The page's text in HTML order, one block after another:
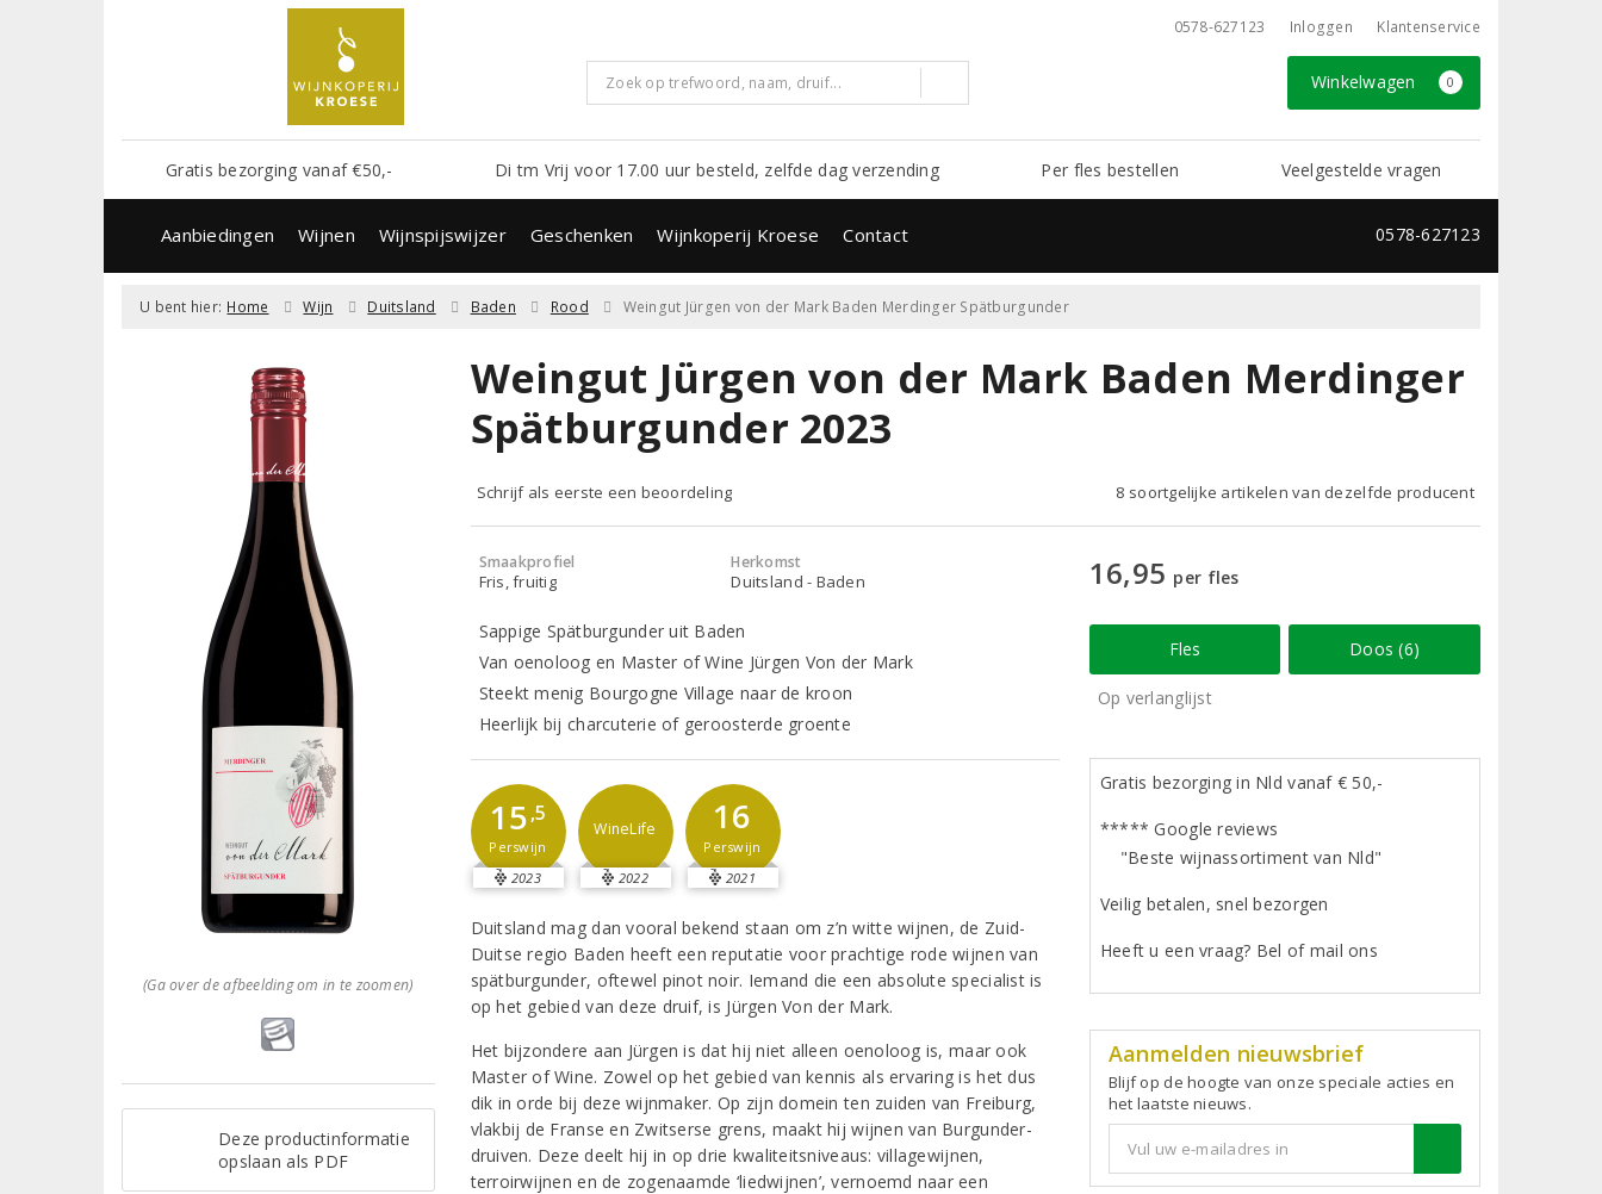
0578-627123 Inloggen Klantenservice
Winkelwagen 0
Gratis bezorging vanaf €50,- Di tm Vrij voor 17.00 uur besteld, zelfde dag verzending Per fles bestellen Veelgestelde vragen
Aanbiedingen Wijnen Wijnspijswijzer Geschenken Wijnkoperij Kroese Contact 0578-627123
U bent hier: Home Wijn Duitsland Baden Rood Weingut Jürgen von der Mark Baden Merdinger Spätburgunder
(Ga over de afbeelding om in te zoomen)
Deze productinformatie
opslaan als PDF
Weingut Jürgen von der Mark Baden Merdinger
Spätburgunder 2023
Schrijf als eerste een beoordeling 8 soortgelijke artikelen van dezelfde producent
Smaakprofiel
Fris, fruitig
Herkomst
Duitsland - Baden
Sappige Spätburgunder uit Baden
Van oenoloog en Master of Wine Jürgen Von der Mark
Steekt menig Bourgogne Village naar de kroon
Heerlijk bij charcuterie of geroosterde groente
15,5
Perswijn
2023
WineLife
2022
16
Perswijn
2021
Duitsland mag dan vooral bekend staan om z’n witte wijnen, de Zuid-
Duitse regio Baden heeft een reputatie voor prachtige rode wijnen van
spätburgunder, oftewel pinot noir. Iemand die een absolute specialist is
op het gebied van deze druif, is Jürgen Von der Mark.
Het bijzondere aan Jürgen is dat hij niet alleen oenoloog is, maar ook
Master of Wine. Zowel op het gebied van kennis als ervaring is het dus
dik in orde bij deze wijnmaker. Op zijn domein ten zuiden van Freiburg,
vlakbij de Franse en Zwitserse grens, maakt hij wijnen van Burgunder-
druiven. Deze deelt hij in op drie kwaliteitsniveaus: villagewijnen,
terroirwijnen en de zogenaamde ‘liedwijnen’, vernoemd naar een
16,95 per fles
Fles Doos (6)
Op verlanglijst
Gratis bezorging in Nld vanaf € 50,-
***** Google reviews
"Beste wijnassortiment van Nld"
Veilig betalen, snel bezorgen
Heeft u een vraag? Bel of mail ons
Aanmelden nieuwsbrief
Blijf op de hoogte van onze speciale acties en
het laatste nieuws.